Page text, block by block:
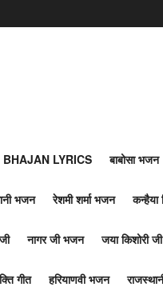
LYRICS बाबोसा भजन
भजन रेशमी शर्मा भजन कन्हैया
नागर जी भजन जया किशोरी जी
गीत हरियाणवी भजन